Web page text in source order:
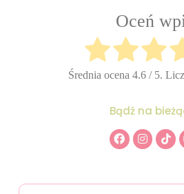
Oceń
Średnia ocena 4.6/ 5.
Bądź na